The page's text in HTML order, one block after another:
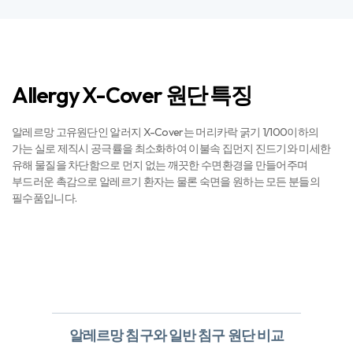
Allergy X-Cover 원단 특징
알레르망 고유원단인 알러지 X-Cover는 머리카락 굵기 1/100이하의
가는 실로 제직시 공극률을 최소화하여 이불속 집먼지 진드기와 미세한
유해 물질을 차단함으로 먼지 없는 깨끗한 수면환경을 만들어주며
부드러운 촉감으로 알레르기 환자는 물론 숙면을 원하는 모든 분들의
필수품입니다.
알레르망 침구와 일반 침구 원단 비교